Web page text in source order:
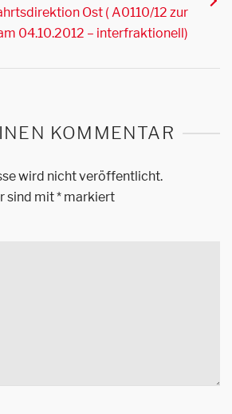
Ost ( A0110/12 zur
04.10.2012 – interfraktionell)
KOMMENTAR
wird nicht veröffentlicht.
sind mit* markiert